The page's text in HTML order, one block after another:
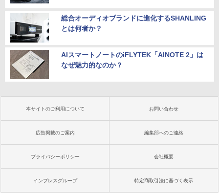
総合オーディオブランドに進化するSHANLING
とは何者か？
AIスマートノートのiFLYTEK「AINOTE 2」は
なぜ魅力的なのか？
本サイトのご利用について お問い合わせ
広告掲載のご案内 編集部へのご連絡
プライバシーポリシー 会社概要
インプレスグループ 特定商取引法に基づく表示